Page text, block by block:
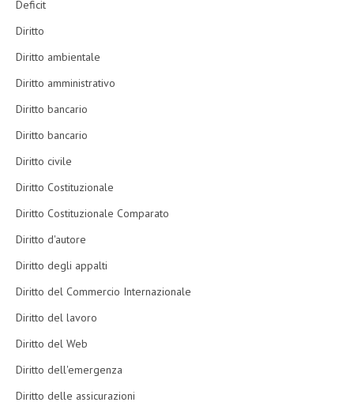
Deficit
Diritto
Diritto ambientale
Diritto amministrativo
Diritto bancario
Diritto bancario
Diritto civile
Diritto Costituzionale
Diritto Costituzionale Comparato
Diritto d'autore
Diritto degli appalti
Diritto del Commercio Internazionale
Diritto del lavoro
Diritto del Web
Diritto dell'emergenza
Diritto delle assicurazioni